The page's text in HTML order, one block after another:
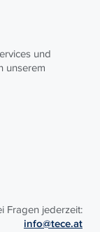
und
unserem
Fragen jederzeit:
info@tece.at